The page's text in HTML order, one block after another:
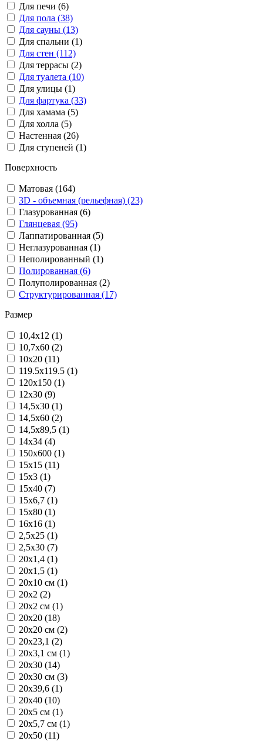
Для печи (6)
Для пола (38)
Для сауны (13)
Для спальни (1)
Для стен (112)
Для террасы (2)
Для туалета (10)
Для улицы (1)
Для фартука (33)
Для хамама (5)
Для холла (5)
Настенная (26)
Для ступеней (1)
Поверхность
Матовая (164)
3D - объемная (рельефная) (23)
Глазурованная (6)
Глянцевая (95)
Лаппатированная (5)
Неглазурованная (1)
Неполированный (1)
Полированная (6)
Полуполированная (2)
Структурированная (17)
Размер
10,4x12 (1)
10,7x60 (2)
10x20 (11)
119.5x119.5 (1)
120x150 (1)
12x30 (9)
14,5x30 (1)
14,5x60 (2)
14,5x89,5 (1)
14x34 (4)
150x600 (1)
15x15 (11)
15x3 (1)
15x40 (7)
15x6,7 (1)
15x80 (1)
16x16 (1)
2,5x25 (1)
2,5x30 (7)
20x1,4 (1)
20x1,5 (1)
20x10 см (1)
20x2 (2)
20x2 см (1)
20x20 (18)
20x20 см (2)
20x23,1 (2)
20x3,1 см (1)
20x30 (14)
20x30 см (3)
20x39,6 (1)
20x40 (10)
20x5 см (1)
20x5,7 см (1)
20x50 (11)